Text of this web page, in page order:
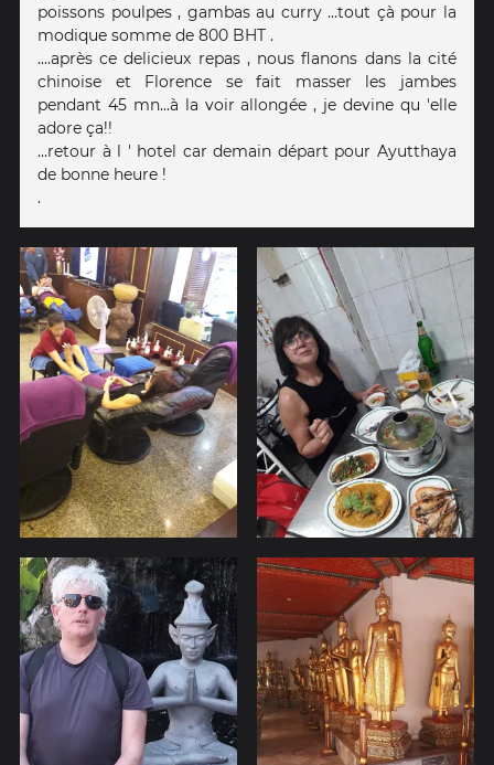
poissons poulpes , gambas au curry ...tout çà pour la
modique somme de 800 BHT .
....après ce delicieux repas , nous flanons dans la cité
chinoise et Florence se fait masser les jambes
pendant 45 mn...à la voir allongée , je devine qu 'elle
adore ça!!
...retour à l ' hotel car demain départ pour Ayutthaya
de bonne heure !
.